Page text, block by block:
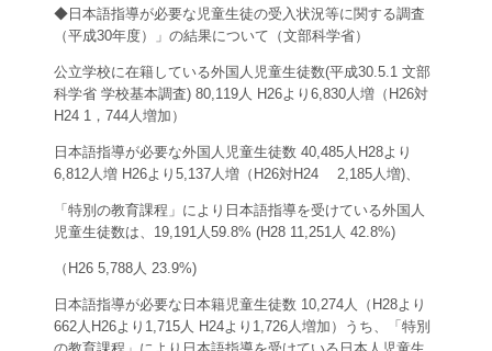
◆日本語指導が必要な児童生徒の受入状況等に関する調査
（平成30年度）」の結果について（文部科学省）
公立学校に在籍している外国人児童生徒数(平成30.5.1 文部
科学省 学校基本調査) 80,119人 H26より6,830人増（H26対
H24 1，744人増加）
日本語指導が必要な外国人児童生徒数 40,485人H28より
6,812人増 H26より5,137人増（H26対H24 2,185人増)、
「特別の教育課程」により日本語指導を受けている外国人
児童生徒数は、19,191人59.8% (H28 11,251人 42.8%)
（H26 5,788人 23.9%)
日本語指導が必要な日本籍児童生徒数 10,274人（H28より
662人H26より1,715人 H24より1,726人増加）うち、「特別